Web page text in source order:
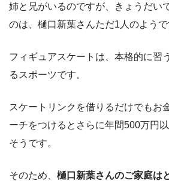
姉と兄がいるのですが、きょうだい
のは、樋口新葉さんただ1人のようで
フィギュアスケートは、本格的に習
るスポーツです。
スケートリンクを借りるだけでもお
ーチをつけるとさらに年間500万円
そうです。
そのため、 樋口新葉さんのご家庭は